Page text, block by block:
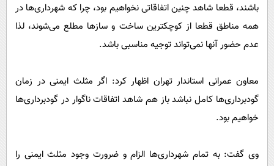
حیات وحش
سیاست خارجی
باشند، قطعا شاهد چنین اتفاقاتی نخواهیم بود، چرا که شهرداری‌ها در
همه مناطق قطعا از کوچکترین ساخت و سازها مطلع می‌شوند، لذا
عدم حضور آنها نمی‌تواند توجیه مناسبی باشد.
معاون عمرانی استاندار تهران اظهار کرد: اگر مثلث ایمنی در زمان
گودبرداری‌ها کامل نباشد باز هم شاهد اتفاقات ناگوار در گودبرداری‌ها
خواهیم بود.
وی گفت: به تمام شهرداری‌ها الزام و ضرورت وجود مثلث ایمنی را